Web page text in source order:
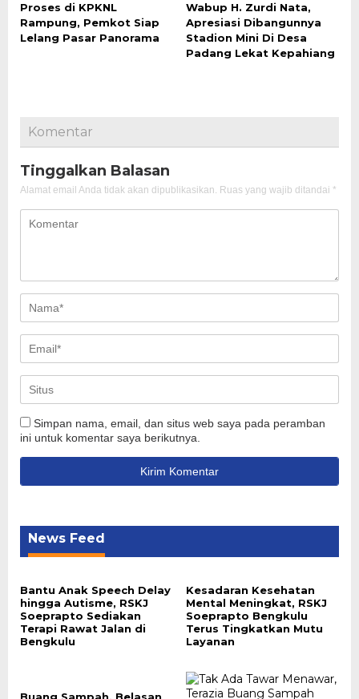
Proses di KPKNL
Rampung, Pemkot Siap
Lelang Pasar Panorama
Wabup H. Zurdi Nata,
Apresiasi Dibangunnya
Stadion Mini Di Desa
Padang Lekat Kepahiang
Komentar
Tinggalkan Balasan
Alamat email Anda tidak akan dipublikasikan. Ruas yang wajib ditandai *
Simpan nama, email, dan situs web saya pada peramban
ini untuk komentar saya berikutnya.
News Feed
Bantu Anak Speech Delay
hingga Autisme, RSKJ
Soeprapto Sediakan
Terapi Rawat Jalan di
Bengkulu
Kesadaran Kesehatan
Mental Meningkat, RSKJ
Soeprapto Bengkulu
Terus Tingkatkan Mutu
Layanan